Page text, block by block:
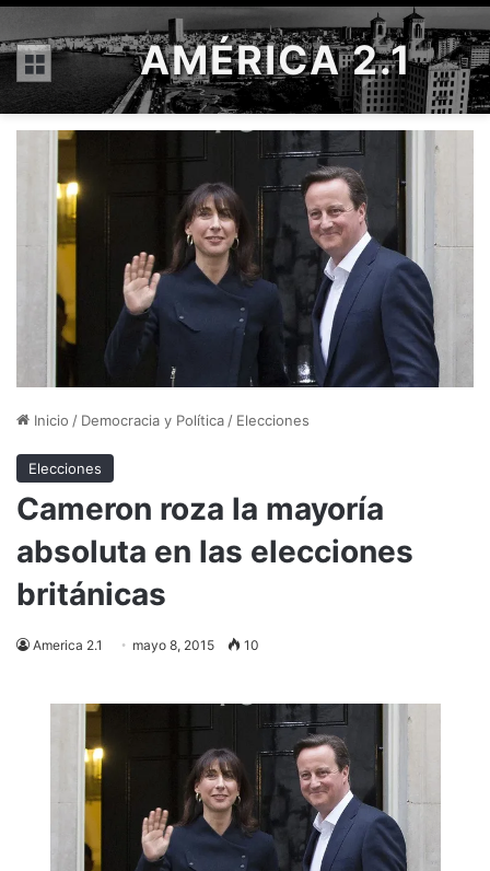
Menú AMÉRICA 2.1
Inicio / Democracia y Política / Elecciones
Elecciones
Cameron roza la mayoría
absoluta en las elecciones
británicas
America 2.1 mayo 8, 2015 10